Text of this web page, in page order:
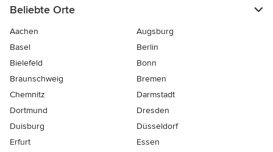
Beliebte Orte
Aachen
Augsburg
Basel
Berlin
Bielefeld
Bonn
Braunschweig
Bremen
Chemnitz
Darmstadt
Dortmund
Dresden
Duisburg
Düsseldorf
Erfurt
Essen